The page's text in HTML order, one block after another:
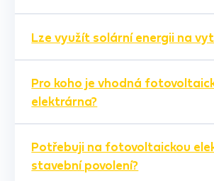
Lze využít solární energii na
Pro koho je vhodná
elektrárna?
Potřebuji na fotovoltaickou
stavební povolení?